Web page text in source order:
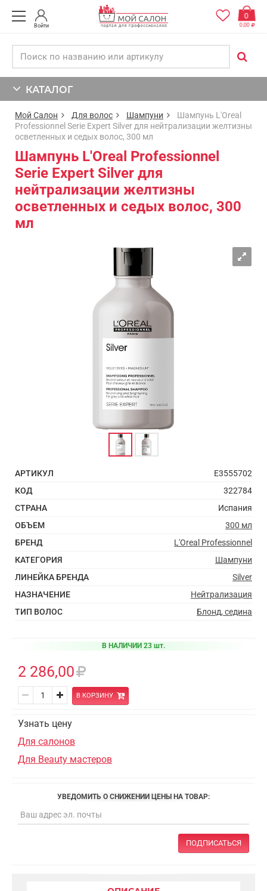
Войти
0
0,00
КАТАЛОГ
Мой Салон Для волос Шампуни
Шампунь L'Oreal
Professionnel Serie Expert Silver для нейтрализации желтизны
осветленных и седых волос, 300 мл
Шампунь L'Oreal Professionnel
Serie Expert Silver для
нейтрализации желтизны
осветленных и седых волос, 300
мл
АРТИКУЛ
E3555702
КОД
322784
СТРАНА
Испания
ОБЪЕМ
300 мл
БРЕНД
L'Oreal Professionnel
КАТЕГОРИЯ
Шампуни
ЛИНЕЙКА БРЕНДА
Silver
НАЗНАЧЕНИЕ
Нейтрализация
ТИП ВОЛОС
Блонд, седина
В НАЛИЧИИ 23 шт.
2 286,00
В КОРЗИНУ
Узнать цену
Для салонов
Для Beauty мастеров
УВЕДОМИТЬ О СНИЖЕНИИ ЦЕНЫ НА ТОВАР:
ПОДПИСАТЬСЯ